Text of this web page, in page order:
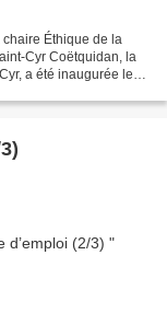
Éthique de la
Cyr Coëtquidan, la
a été inaugurée le